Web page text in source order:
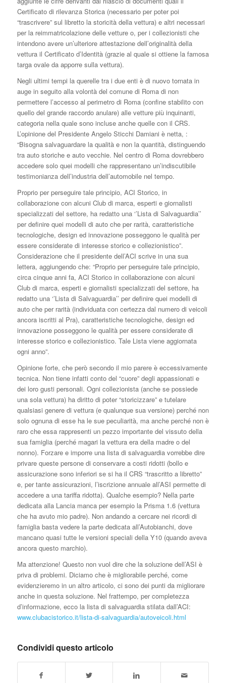
Certificato di rilevanza Storica (necessario per poter poi
“trascrivere” sul libretto la storicità della vettura) e altri necessari
per la reimmatricolazione delle vetture o, per i collezionisti che
intendono avere un’ulteriore attestazione dell’originalità della
vettura il Certificato d’Identità (grazie al quale si ottiene la famosa
targa ovale da apporre sulla vettura).
Negli ultimi tempi la querelle tra i due enti è di nuovo tornata in
auge in seguito alla volontà del comune di Roma di non
permettere l’accesso al perimetro di Roma (confine stabilito con
quello del grande raccordo anulare) alle vetture più inquinanti,
categoria nella quale sono incluse anche quelle con il CRS.
L’opinione del Presidente Angelo Sticchi Damiani è netta, :
“Bisogna salvaguardare la qualità e non la quantità, distinguendo
tra auto storiche e auto vecchie. Nel centro di Roma dovrebbero
accedere solo quei modelli che rappresentano un’indiscutibile
testimonianza dell’industria dell’automobile nel tempo.
Proprio per perseguire tale principio, ACI Storico, in
collaborazione con alcuni Club di marca, esperti e giornalisti
specializzati del settore, ha redatto una ‘’Lista di Salvaguardia’’
per definire quei modelli di auto che per rarità, caratteristiche
tecnologiche, design ed innovazione posseggono le qualità per
essere considerate di interesse storico e collezionistico”.
Considerazione che il presidente dell’ACI scrive in una sua
lettera, aggiungendo che: “Proprio per perseguire tale principio,
circa cinque anni fa, ACI Storico in collaborazione con alcuni
Club di marca, esperti e giornalisti specializzati del settore, ha
redatto una ‘’Lista di Salvaguardia’’ per definire quei modelli di
auto che per rarità (individuata con certezza dal numero di veicoli
ancora iscritti al Pra), caratteristiche tecnologiche, design ed
innovazione posseggono le qualità per essere considerate di
interesse storico e collezionistico. Tale Lista viene aggiornata
ogni anno”.
Opinione forte, che però secondo il mio parere è eccessivamente
tecnica. Non tiene infatti conto del “cuore” degli appassionati e
dei loro gusti personali. Ogni collezionista (anche se possiede
una sola vettura) ha diritto di poter “storicizzare” e tutelare
qualsiasi genere di vettura (e qualunque sua versione) perché non
solo ognuna di esse ha le sue peculiarità, ma anche perché non è
raro che essa rappresenti un pezzo importante del vissuto della
sua famiglia (perché magari la vettura era della madre o del
nonno). Forzare e imporre una lista di salvaguardia vorrebbe dire
privare queste persone di conservare a costi ridotti (bollo e
assicurazione sono inferiori se si ha il CRS “trascritto a libretto”
e, per tante assicurazioni, l’iscrizione annuale all’ASI permette di
accedere a una tariffa ridotta). Qualche esempio? Nella parte
dedicata alla Lancia manca per esempio la Prisma 1.6 (vettura
che ha avuto mio padre). Non andando a cercare nei ricordi di
famiglia basta vedere la parte dedicata all’Autobianchi, dove
mancano quasi tutte le versioni speciali della Y10 (quando aveva
ancora questo marchio).
Ma attenzione! Questo non vuol dire che la soluzione dell’ASI è
priva di problemi. Diciamo che è migliorabile perché, come
evidenzieremo in un altro articolo, ci sono dei punti da migliorare
anche in questa soluzione. Nel frattempo, per completezza
d’informazione, ecco la lista di salvaguardia stilata dall’ACI:
www.clubacistorico.it/lista-di-salvaguardia/autoveicoli.html
Condividi questo articolo